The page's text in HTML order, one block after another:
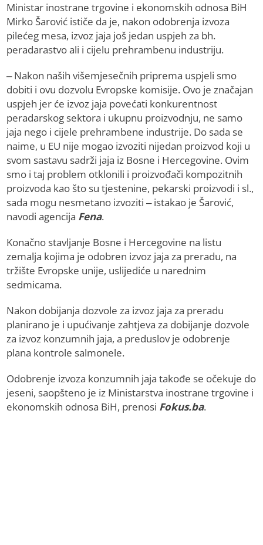
Ministar inostrane trgovine i ekonomskih odnosa BiH
Mirko Šarović ističe da je, nakon odobrenja izvoza
pilećeg mesa, izvoz jaja još jedan uspjeh za bh.
peradarastvo ali i cijelu prehrambenu industriju.
– Nakon naših višemjesečnih priprema uspjeli smo
dobiti i ovu dozvolu Evropske komisije. Ovo je značajan
uspjeh jer će izvoz jaja povećati konkurentnost
peradarskog sektora i ukupnu proizvodnju, ne samo
jaja nego i cijele prehrambene industrije. Do sada se
naime, u EU nije mogao izvoziti nijedan proizvod koji u
svom sastavu sadrži jaja iz Bosne i Hercegovine. Ovim
smo i taj problem otklonili i proizvođači kompozitnih
proizvoda kao što su tjestenine, pekarski proizvodi i sl.,
sada mogu nesmetano izvoziti – istakao je Šarović,
navodi agencija Fena.
Konačno stavljanje Bosne i Hercegovine na listu
zemalja kojima je odobren izvoz jaja za preradu, na
tržište Evropske unije, uslijediće u narednim
sedmicama.
Nakon dobijanja dozvole za izvoz jaja za preradu
planirano je i upućivanje zahtjeva za dobijanje dozvole
za izvoz konzumnih jaja, a preduslov je odobrenje
plana kontrole salmonele.
Odobrenje izvoza konzumnih jaja takođe se očekuje do
jeseni, saopšteno je iz Ministarstva inostrane trgovine i
ekonomskih odnosa BiH, prenosi Fokus.ba.